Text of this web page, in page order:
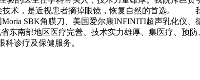
技术，是近视患者摘掉眼镜，恢复自然的首选。
SBK角膜刀、美国爱尔康INFINITI超声乳化仪、
东南部地区医疗完善、技术实力雄厚、集医疗、预
诊疗及保健服务。